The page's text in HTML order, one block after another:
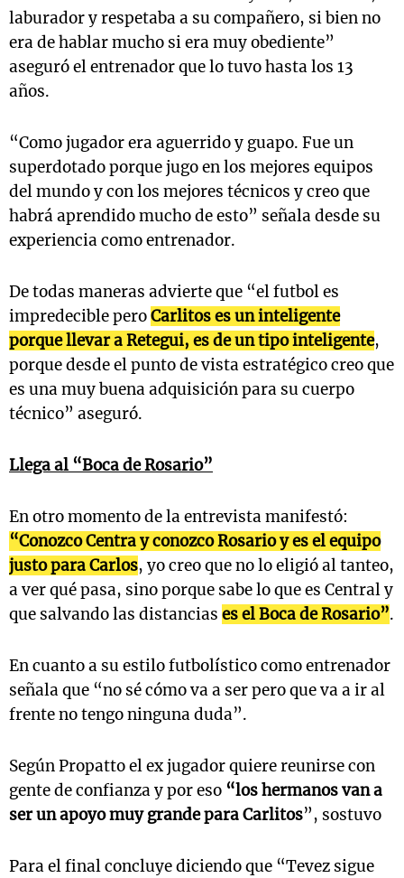
laburador y respetaba a su compañero, si bien no
era de hablar mucho si era muy obediente”
aseguró el entrenador que lo tuvo hasta los 13
años.
“Como jugador era aguerrido y guapo. Fue un
superdotado porque jugo en los mejores equipos
del mundo y con los mejores técnicos y creo que
habrá aprendido mucho de esto” señala desde su
experiencia como entrenador.
De todas maneras advierte que “el futbol es
impredecible peroCarlitos es un inteligente
porque llevar a Retegui, es de un tipo inteligente,
porque desde el punto de vista estratégico creo que
es una muy buena adquisición para su cuerpo
técnico” aseguró.
Llega al “Boca de Rosario”
En otro momento de la entrevista manifestó:
“Conozco Centra y conozco Rosario y es el equipo
justo para Carlos, yo creo que no lo eligió al tanteo,
a ver qué pasa, sino porque sabe lo que es Central y
que salvando las distancias es el Boca de Rosario”.
En cuanto a su estilo futbolístico como entrenador
señala que “no sé cómo va a ser pero que va a ir al
frente no tengo ninguna duda”.
Según Propatto el ex jugador quiere reunirse con
gente de confianza y por eso “los hermanos van a
ser un apoyo muy grande para Carlitos”, sostuvo
Para el final concluye diciendo que “Tevez sigue